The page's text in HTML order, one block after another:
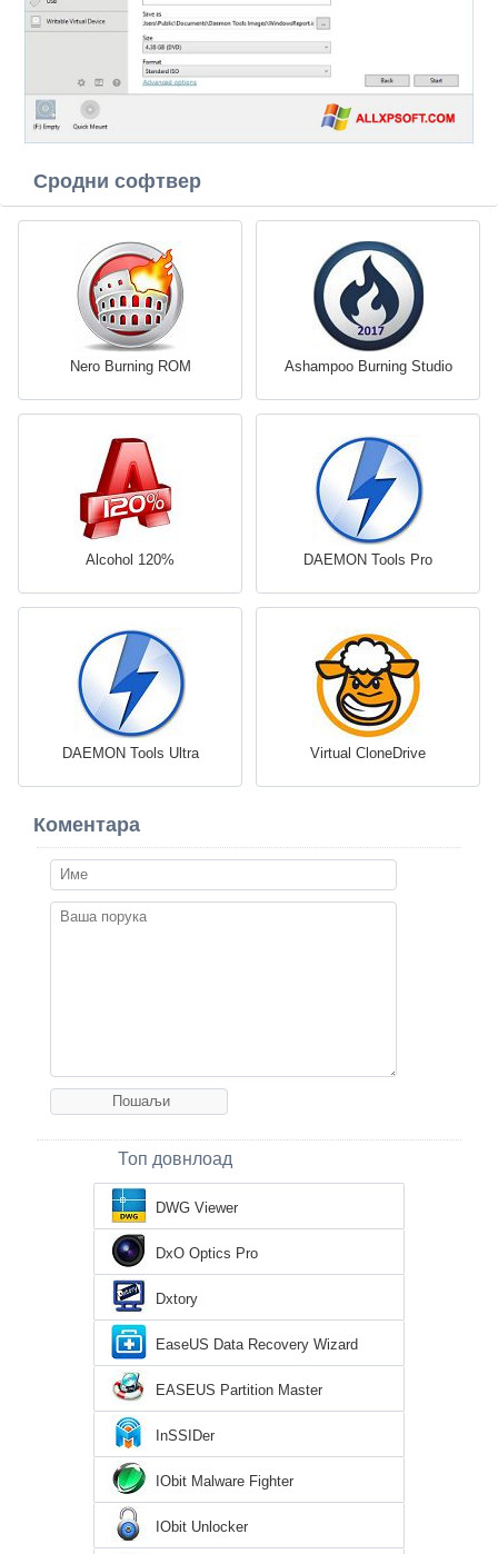
Сродни софтвер
Nero Burning ROM Ashampoo Burning Studio
Alcohol 120% DAEMON Tools Pro
DAEMON Tools Ultra Virtual CloneDrive
Коментара
Топ довнлоад
DWG Viewer
DxO Optics Pro
Dxtory
EaseUS Data Recovery Wizard
EASEUS Partition Master
InSSIDer
IObit Malware Fighter
IObit Unlocker